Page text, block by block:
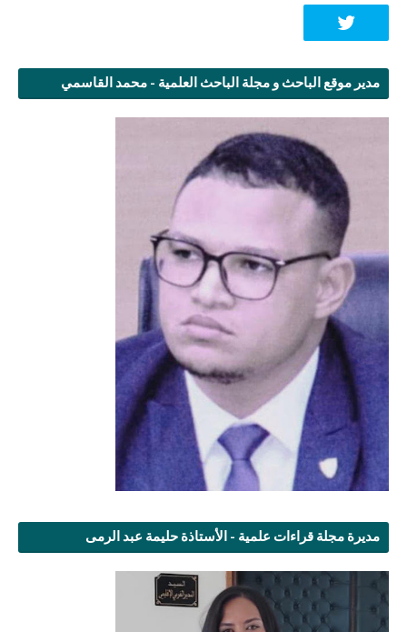
مدير موقع الباحث و مجلة الباحث العلمية - محمد القاسمي
مديرة مجلة قراءات علمية - الأستاذة حليمة عبد الرمى